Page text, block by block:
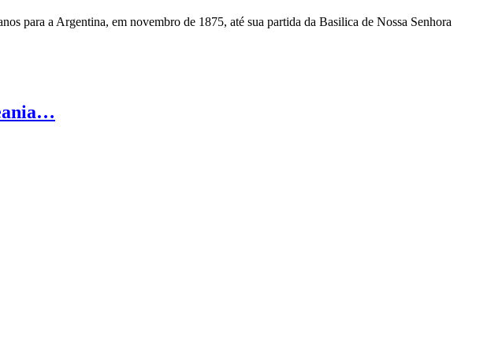
para a Argentina, em novembro de 1875, até sua partida da Basilica de Nossa Senhora